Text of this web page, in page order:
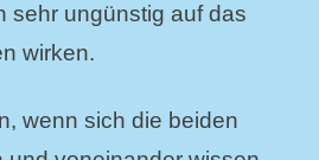
sehr ungünstig auf das
wirken.
wenn sich die beiden